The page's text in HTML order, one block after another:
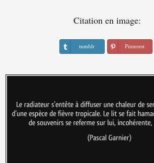
Citation en image:
tumblr Pinterest